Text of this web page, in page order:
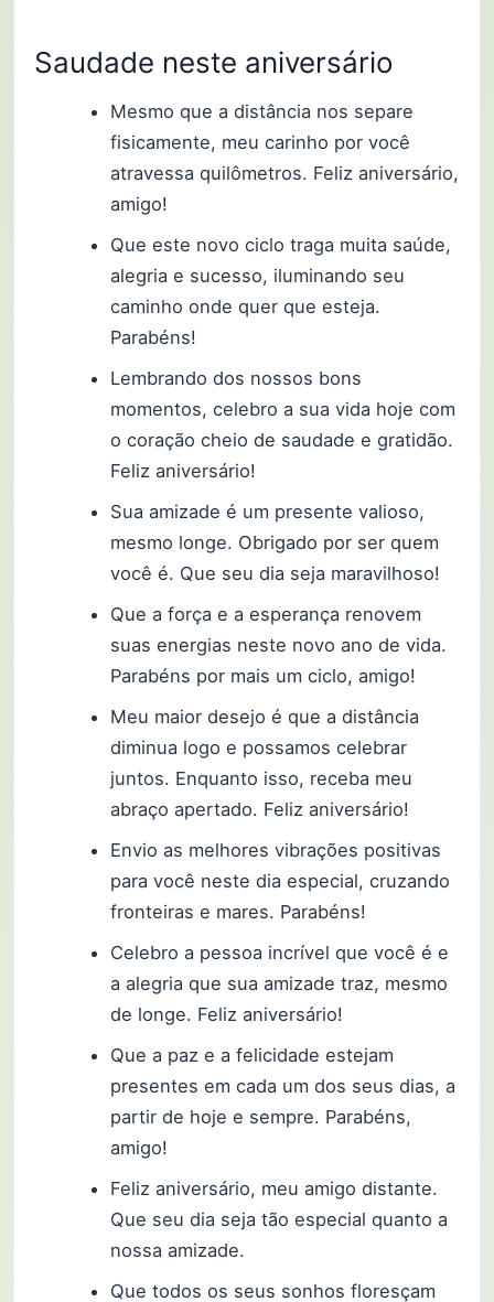
Saudade neste aniversário
Mesmo que a distância nos separe
fisicamente, meu carinho por você
atravessa quilômetros. Feliz aniversário,
amigo!
Que este novo ciclo traga muita saúde,
alegria e sucesso, iluminando seu
caminho onde quer que esteja.
Parabéns!
Lembrando dos nossos bons
momentos, celebro a sua vida hoje com
o coração cheio de saudade e gratidão.
Feliz aniversário!
Sua amizade é um presente valioso,
mesmo longe. Obrigado por ser quem
você é. Que seu dia seja maravilhoso!
Que a força e a esperança renovem
suas energias neste novo ano de vida.
Parabéns por mais um ciclo, amigo!
Meu maior desejo é que a distância
diminua logo e possamos celebrar
juntos. Enquanto isso, receba meu
abraço apertado. Feliz aniversário!
Envio as melhores vibrações positivas
para você neste dia especial, cruzando
fronteiras e mares. Parabéns!
Celebro a pessoa incrível que você é e
a alegria que sua amizade traz, mesmo
de longe. Feliz aniversário!
Que a paz e a felicidade estejam
presentes em cada um dos seus dias, a
partir de hoje e sempre. Parabéns,
amigo!
Feliz aniversário, meu amigo distante.
Que seu dia seja tão especial quanto a
nossa amizade.
Que todos os seus sonhos floresçam